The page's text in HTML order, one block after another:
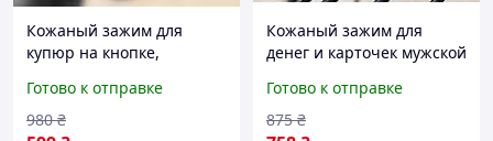
Кожаный зажим для
купюр на кнопке,
натуральной кожи крэйзи
хорс
Готово к отправке
980 ₴
Кожаный зажим для
денег и карточек мужской
Готово к отправке
875 ₴